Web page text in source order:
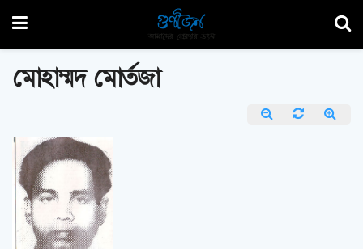
মোহাম্মদ মোর্তজা